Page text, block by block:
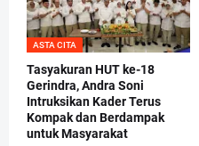
ASTA CITA
Tasyakuran HUT ke-18
Gerindra, Andra Soni
Intruksikan Kader Terus
Kompak dan Berdampak
untuk Masyarakat